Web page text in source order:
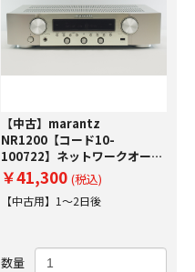
【中古】marantz
NR1200【コード10-
100722】ネットワークオーデ
ィオレシーバー
￥41,300 (税込)
【中古用】1～2日後
数量